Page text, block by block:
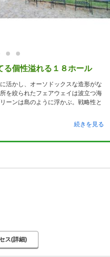
る個性溢れる１８ホール
活かし、オーソドックスな造形がな
を絞られたフェアウェイは波立つ海
ーンは島のように浮かぶ。戦略性と
続きを見る
ス(詳細)